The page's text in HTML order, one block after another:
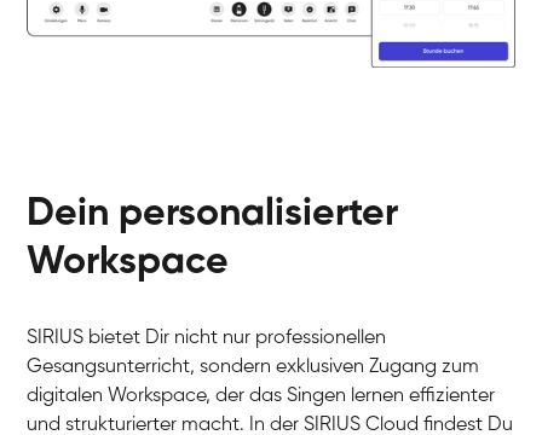
Dein personalisierter
Workspace
SIRIUS bietet Dir nicht nur professionellen
Gesangsunterricht, sondern exklusiven Zugang zum
digitalen Workspace, der das Singen lernen effizienter
und strukturierter macht. In der SIRIUS Cloud findest Du